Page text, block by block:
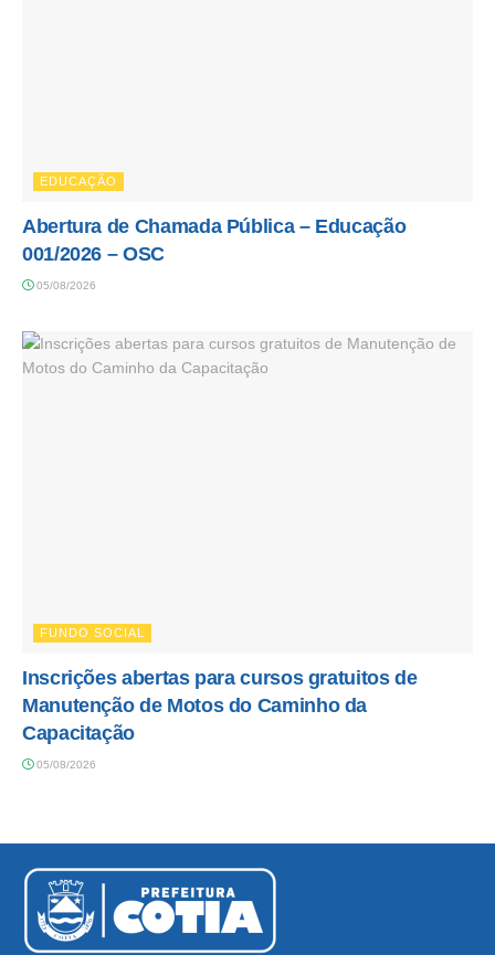
EDUCAÇÃO
Abertura de Chamada Pública – Educação
001/2026 – OSC
05/08/2026
FUNDO SOCIAL
Inscrições abertas para cursos gratuitos de
Manutenção de Motos do Caminho da
Capacitação
05/08/2026